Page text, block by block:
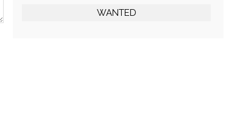
WANTED